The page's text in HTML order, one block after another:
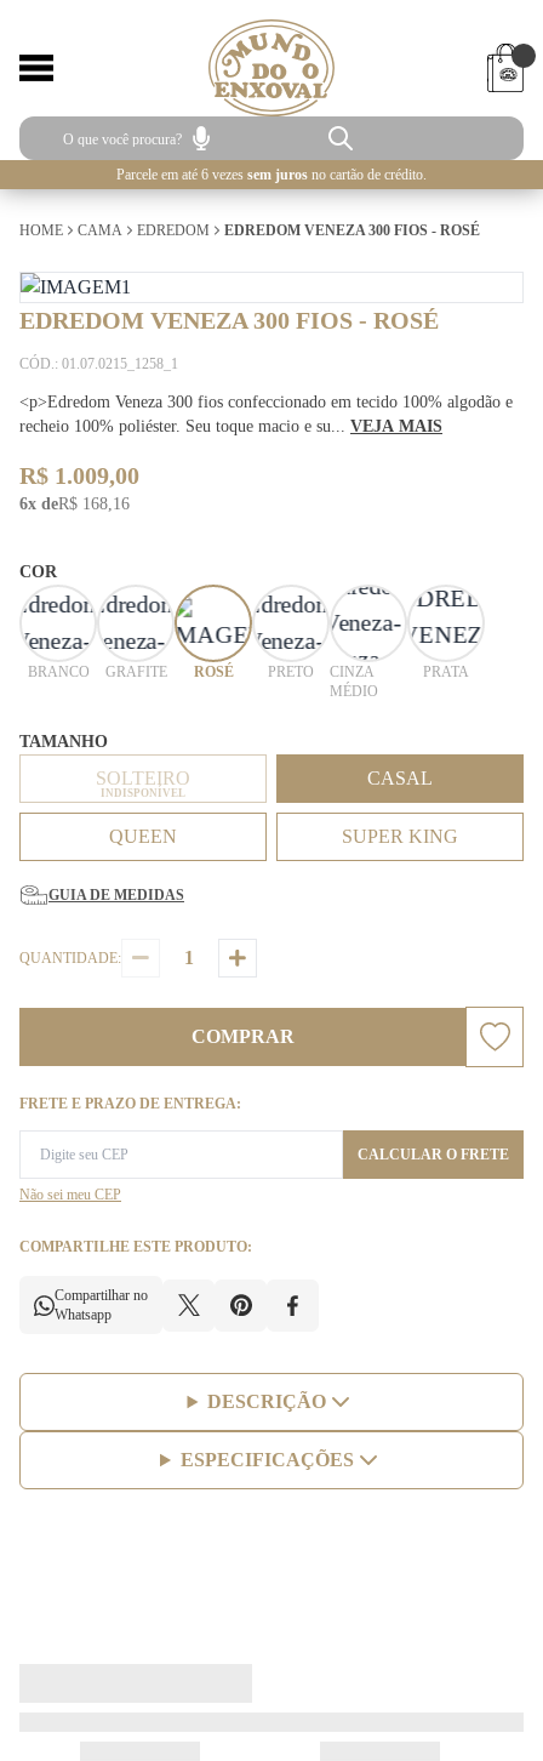
Parcele em até 6 vezes sem juros no cartão de crédito.
HOME CAMA EDREDOM EDREDOM VENEZA 300 FIOS - ROSÉ
EDREDOM VENEZA 300 FIOS - ROSÉ
CÓD.: 01.07.0215_1258_1
<p>Edredom Veneza 300 fios confeccionado em tecido 100% algodão e
recheio 100% poliéster. Seu toque macio e su... VEJA MAIS
R$ 1.009,00
6x deR$ 168,16
COR
BRANCO GRAFITE ROSÉ PRETO
CINZA
MÉDIO
PRATA
TAMANHO
SOLTEIRO
INDISPONÍVEL
CASAL
QUEEN SUPER KING
GUIA DE MEDIDAS
QUANTIDADE:
COMPRAR
FRETE E PRAZO DE ENTREGA:
CALCULAR O FRETE
Não sei meu CEP
COMPARTILHE ESTE PRODUTO:
Compartilhar no
Whatsapp
DESCRIÇÃO
ESPECIFICAÇÕES